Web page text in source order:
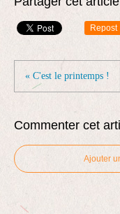
Repost
« C'est le printemps !
Commenter cet
Ajouter